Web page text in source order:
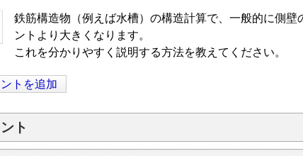
鉄筋構造物（例えば水槽）の構造計算で、一般的に側
ントより大きくなります。
これを分かりやすく説明する方法を教えてください。
トを追加
ト